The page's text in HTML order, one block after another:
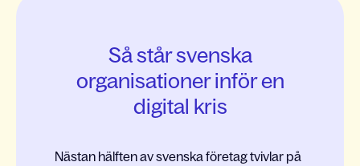
Så står svenska
organisationer inför en
digital kris
Nästan hälften av svenska företag tvivlar på